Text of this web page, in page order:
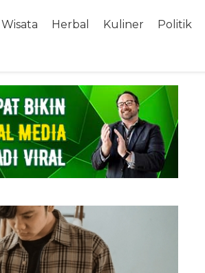
Wisata Herbal Kuliner Politik